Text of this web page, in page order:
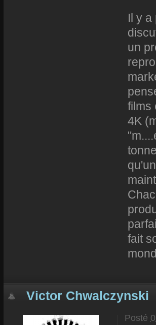
Il y a
un
films
4K
fait
Victor Chwalczynski
Posté